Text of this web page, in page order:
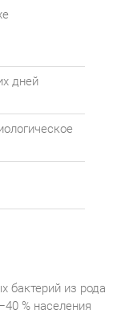
дней
бактерий из рода
% населения